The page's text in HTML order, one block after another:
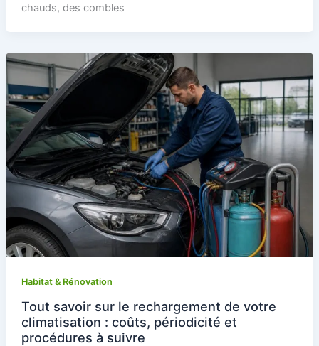
chauds, des combles
Habitat & Rénovation
Tout savoir sur le rechargement de votre
climatisation : coûts, périodicité et
procédures à suivre